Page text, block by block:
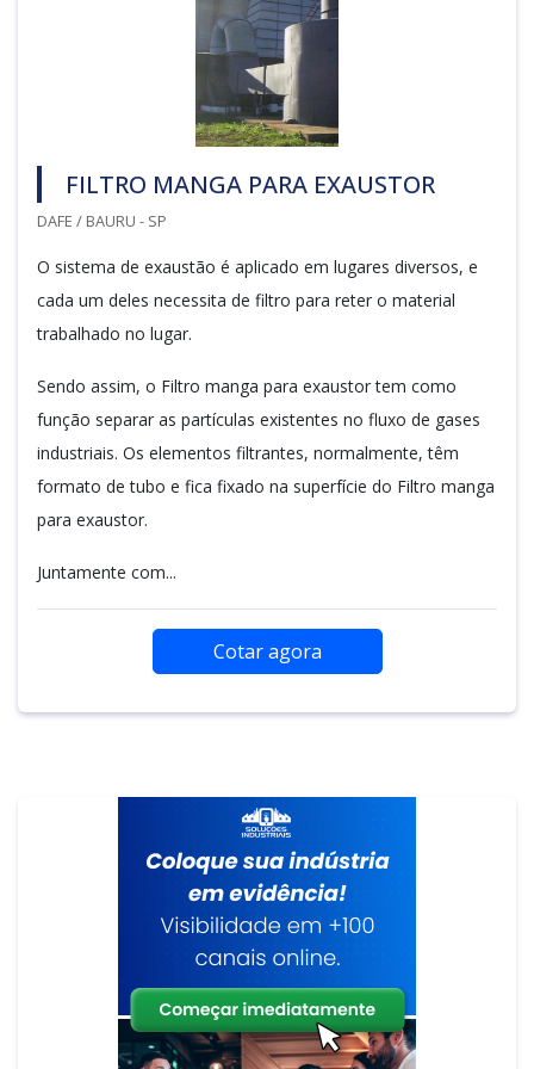
FILTRO MANGA PARA EXAUSTOR
DAFE / BAURU - SP
O sistema de exaustão é aplicado em lugares diversos, e
cada um deles necessita de filtro para reter o material
trabalhado no lugar.
Sendo assim, o Filtro manga para exaustor tem como
função separar as partículas existentes no fluxo de gases
industriais. Os elementos filtrantes, normalmente, têm
formato de tubo e fica fixado na superfície do Filtro manga
para exaustor.
Juntamente com...
Cotar agora